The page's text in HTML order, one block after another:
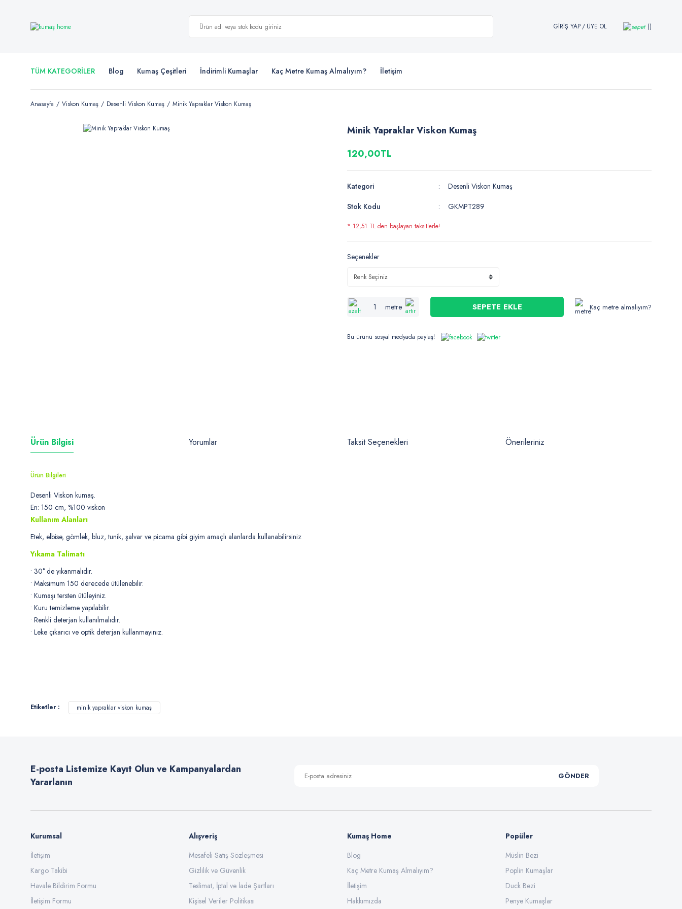
GİRİŞ YAP/ ÜYE OL
TÜM KATEGORİLER Blog Kumaş Çeşitleri İndirimli Kumaşlar Kaç Metre Kumaş Almalıyım? İletişim
Anasayfa Viskon Kumaş Desenli Viskon Kumaş Minik Yapraklar Viskon Kumaş
Minik Yapraklar Viskon Kumaş
120,00TL
Kategori
Desenli Viskon Kumaş
Stok Kodu
GKMPT289
* 12,51 TL den başlayan taksitlerle!
Seçenekler
metre SEPETE EKLE Kaç metre almalıyım?
Bu ürünü sosyal medyada paylaş!
Ürün Bilgisi Yorumlar Taksit Seçenekleri Önerileriniz
Ürün Bilgileri
Desenli Viskon kumaş.
En: 150 cm, %100 viskon
Kullanım Alanları
Etek, elbise, gömlek, bluz, tunik, şalvar ve picama gibi giyim amaçlı alanlarda kullanabilirsiniz
Yıkama Talimatı
• 30° de yıkanmalıdır.
• Maksimum 150 derecede ütülenebilir.
• Kumaşı tersten ütüleyiniz.
• Kuru temizleme yapılabilir.
• Renkli deterjan kullanılmalıdır.
• Leke çıkarıcı ve optik deterjan kullanmayınız.
Ürün resmi kalitesiz, bozuk veya görüntülenemiyor.
Ürün fiyatı diğer sitelerden daha pahalı.
Bu ürüne benzer farklı alternatifler olmalı.
Gönder
Etiketler : minik yapraklar viskon kumaş
E-posta Listemize Kayıt Olun ve Kampanyalardan
Yararlanın
GÖNDER
Kurumsal
İletişim
Kargo Takibi
Havale Bildirim Formu
İletişim Formu
Alışveriş
Mesafeli Satış Sözleşmesi
Gizlilik ve Güvenlik
Teslimat, İptal ve İade Şartları
Kişisel Veriler Politikası
Kumaş Home
Blog
Kaç Metre Kumaş Almalıyım?
İletişim
Hakkımızda
Popüler
Müslin Bezi
Poplin Kumaşlar
Duck Bezi
Penye Kumaşlar